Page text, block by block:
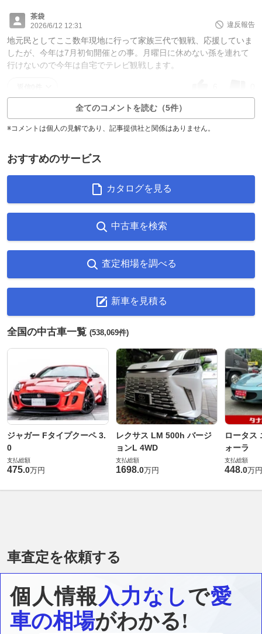
茶袋
2026/6/12 12:31
違反報告
地元民としてここ数年現地に行って家族三代で観戦、応援していま
したが、今年は7月初旬開催との事。月曜日に休めない孫を連れて
行けないので今年は自宅でテレビ観戦します。
全てのコメントを読む（5件）
※コメントは個人の見解であり、記事提供社と関係はありません。
おすすめのサービス
カタログを見る
中古車を検索
査定相場を調べる
新車を見積る
全国の中古車一覧 (538,069件)
ジャガー Fタイプクーペ 3.
0
支払総額
475.0万円
レクサス LM 500h バージ
ョンL 4WD
支払総額
1698.0万円
ロータス
ォーラ
支払総額
448.0万円
車査定を依頼する
個人情報入力なしで愛
車の相場がわかる!